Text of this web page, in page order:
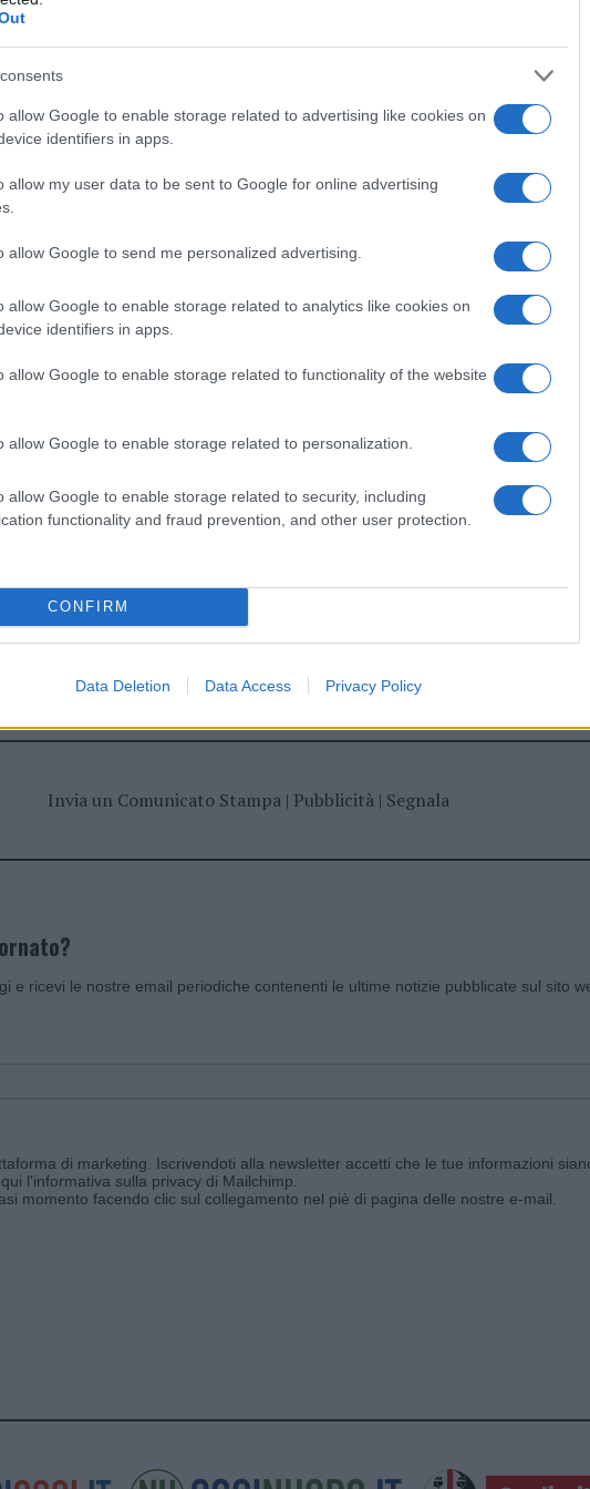
allow Google to enable storage related to advertising like cookies on
identifiers in apps.
allow my user data to be sent to Google for online advertising
allow Google to send me personalized advertising.
allow Google to enable storage related to analytics like cookies on
identifiers in apps.
allow Google to enable storage related to functionality of the website
allow Google to enable storage related to personalization.
allow Google to enable storage related to security, including
functionality and fraud prevention, and other user protection.
CONFIRM
Data Deletion Data Access Privacy Policy
i tuoi video e le tue foto
+39 345 356 7512
di GalluraOggi.it
news daGoogle News
Invia un Comunicato Stampa| Pubblicità| Segnala
e ricevi le nostre email periodiche contenenti le ultime notizie pubblicate sul sito
di marketing. Iscrivendoti alla newsletter accetti che le tue informazioni
l'informativa sulla privacy di Mailchimp
momento facendo clic sul collegamento nel piè di pagina delle nostre e-mail.